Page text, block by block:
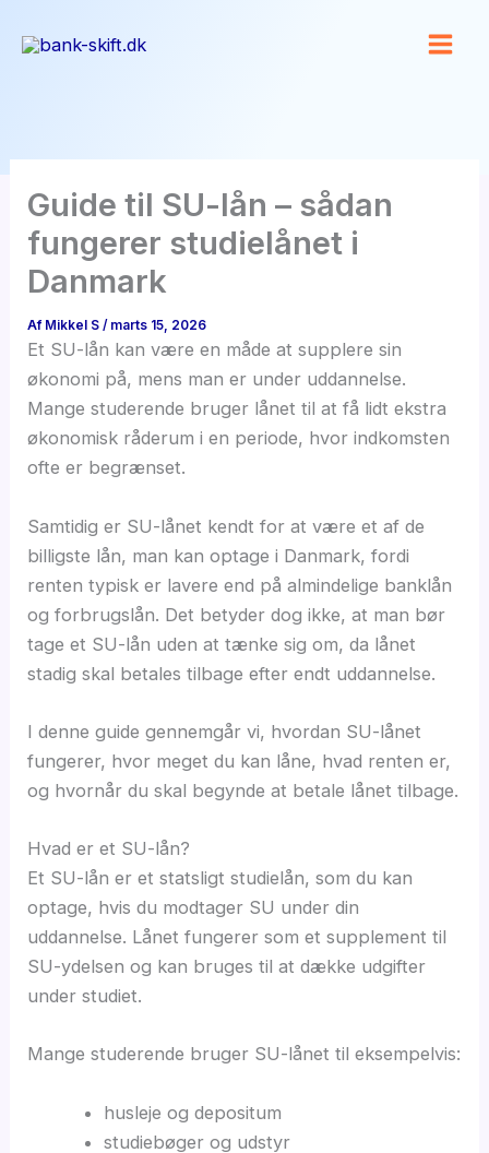
Guide til SU-lån – sådan
fungerer studielånet i
Danmark
Af Mikkel S/ marts 15, 2026
Et SU-lån kan være en måde at supplere sin
økonomi på, mens man er under uddannelse.
Mange studerende bruger lånet til at få lidt ekstra
økonomisk råderum i en periode, hvor indkomsten
ofte er begrænset.
Samtidig er SU-lånet kendt for at være et af de
billigste lån, man kan optage i Danmark, fordi
renten typisk er lavere end på almindelige banklån
og forbrugslån. Det betyder dog ikke, at man bør
tage et SU-lån uden at tænke sig om, da lånet
stadig skal betales tilbage efter endt uddannelse.
I denne guide gennemgår vi, hvordan SU-lånet
fungerer, hvor meget du kan låne, hvad renten er,
og hvornår du skal begynde at betale lånet tilbage.
Hvad er et SU-lån?
Et SU-lån er et statsligt studielån, som du kan
optage, hvis du modtager SU under din
uddannelse. Lånet fungerer som et supplement til
SU-ydelsen og kan bruges til at dække udgifter
under studiet.
Mange studerende bruger SU-lånet til eksempelvis:
husleje og depositum
studiebøger og udstyr